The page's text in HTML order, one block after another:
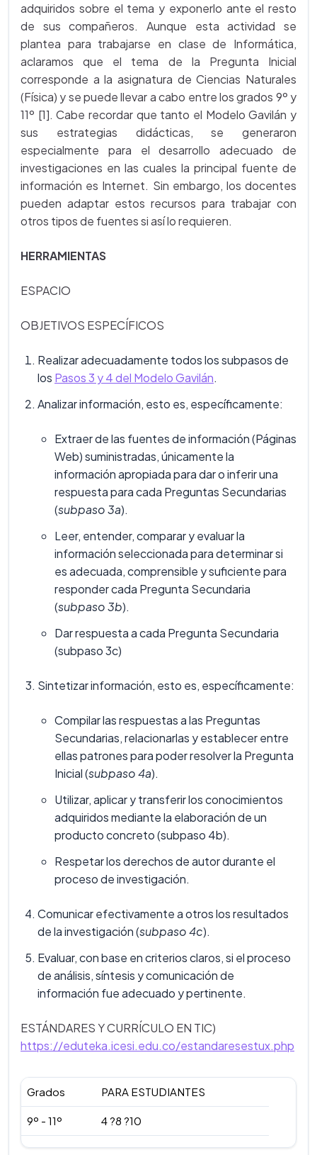
adquiridos sobre el tema y exponerlo ante el resto
de sus compañeros. Aunque esta actividad se
plantea para trabajarse en clase de Informática,
aclaramos que el tema de la Pregunta Inicial
corresponde a la asignatura de Ciencias Naturales
(Física) y se puede llevar a cabo entre los grados 9º y
11º [1]. Cabe recordar que tanto el Modelo Gavilán y
sus estrategias didácticas, se generaron
especialmente para el desarrollo adecuado de
investigaciones en las cuales la principal fuente de
información es Internet. Sin embargo, los docentes
pueden adaptar estos recursos para trabajar con
otros tipos de fuentes si así lo requieren.
HERRAMIENTAS
ESPACIO
OBJETIVOS ESPECÍFICOS
Realizar adecuadamente todos los subpasos de
los Pasos 3 y 4 del Modelo Gavilán.
Analizar información, esto es, específicamente:
Extraer de las fuentes de información (Páginas
Web) suministradas, únicamente la
información apropiada para dar o inferir una
respuesta para cada Preguntas Secundarias
(subpaso 3a).
Leer, entender, comparar y evaluar la
información seleccionada para determinar si
es adecuada, comprensible y suficiente para
responder cada Pregunta Secundaria
(subpaso 3b).
Dar respuesta a cada Pregunta Secundaria
(subpaso 3c)
Sintetizar información, esto es, específicamente:
Compilar las respuestas a las Preguntas
Secundarias, relacionarlas y establecer entre
ellas patrones para poder resolver la Pregunta
Inicial (subpaso 4a).
Utilizar, aplicar y transferir los conocimientos
adquiridos mediante la elaboración de un
producto concreto (subpaso 4b).
Respetar los derechos de autor durante el
proceso de investigación.
Comunicar efectivamente a otros los resultados
de la investigación (subpaso 4c).
Evaluar, con base en criterios claros, si el proceso
de análisis, síntesis y comunicación de
información fue adecuado y pertinente.
ESTÁNDARES Y CURRÍCULO EN TIC)
https://eduteka.icesi.edu.co/estandaresestux.php
Grados PARA ESTUDIANTES
9º - 11º 4 ?8 ?10